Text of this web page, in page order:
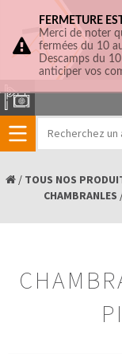
/ TOUS NOS
CHAMBRANLES
FERMETURE
Merci de noter
fermées du 10
Descamps du
anticiper vos